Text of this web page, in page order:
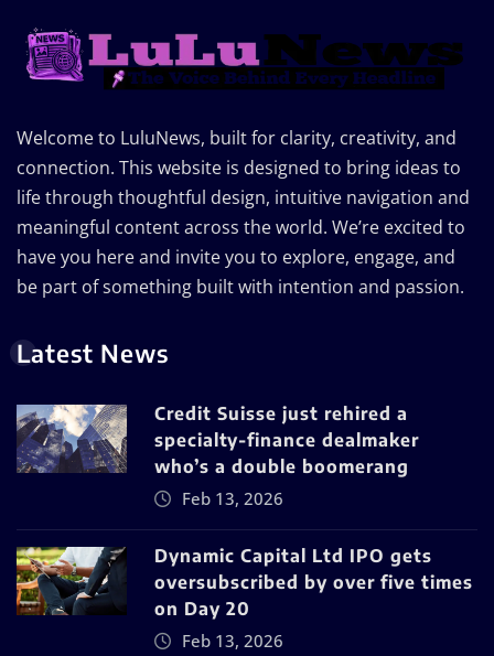
Welcome to LuluNews, built for clarity, creativity, and
connection. This website is designed to bring ideas to
life through thoughtful design, intuitive navigation and
meaningful content across the world. We’re excited to
have you here and invite you to explore, engage, and
be part of something built with intention and passion.
Latest News
Credit Suisse just rehired a
specialty-finance dealmaker
who’s a double boomerang
Feb 13, 2026
Dynamic Capital Ltd IPO gets
oversubscribed by over five times
on Day 20
Feb 13, 2026